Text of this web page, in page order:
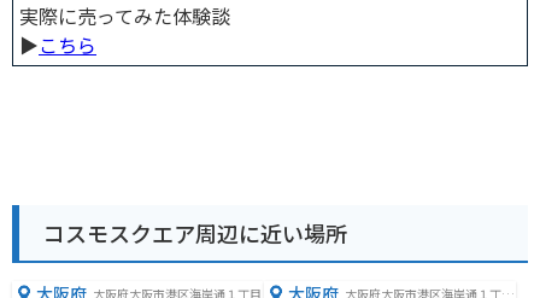
実際に売ってみた体験談
▶︎こちら
コスモスクエア周辺に近い場所
大阪府大阪市港区海岸通１丁目
大阪府大阪市港区海岸通１丁目